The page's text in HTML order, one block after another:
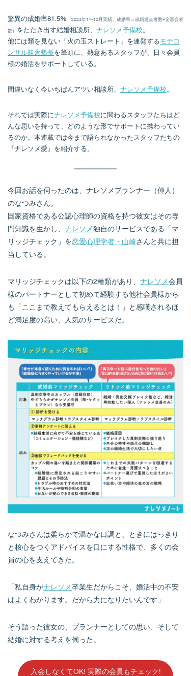
驚異の成婚率81.5% （2024年1〜12月実績。成婚率＝成婚退会者数÷全退会者
数） をたたき出す結婚相談所、 ナレソメ予備校。
他には類を見ない「火の玉ストレート」を連発するモテコ
ンサル勝倉塾長を筆頭に、熱意あるスタッフが、日々会員
様の婚活をサポートしている。
間違いなく今いちばんアツい相談所、 ナレソメ予備校。
それでは実際にナレソメ予備校に関わるスタッフたちはど
んな思いを持って、どのような形でサポートに携わってい
るのか。本連載では今まで語られなかったスタッフたちの
『ナレソメ愛』を紹介する。
今回お話を伺ったのは、ナレソメプランナー（仲人）
のなつみさん。
国家資格である公認心理師の資格を持つ彼女はその専
門知識を生かし、 ナレソメ独自のサービスである「マ
リッジチェック」を恋愛心理学者・山崎さんと共に担
当している。
マリッジチェックは以下の2種類があり、 ナレソメ会員
様のパートナーとして初めて経験する他社会員様から
も「ここまで教えてもらえるとは！」と感嘆されるほ
ど満足度の高い、人気のサービスだ。
なつみさんは柔らかで温かな口調と、ときにはっきり
と核心をつくアドバイスを口にする性格で、多くの会
員の心を支えてきた。
「私自身がナレソメ卒業生だからこそ、婚活中の不安
はよくわかります。だから力になりたいんです」
そう語った彼女の、プランナーとしての思い、そして
結婚に対する考えを伺った。
入会しなくてOK! 実際の会員もチェック!